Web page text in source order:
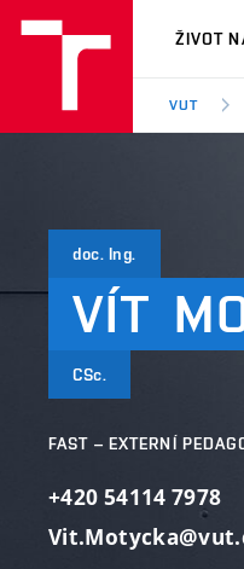
VUT
ŽIVOT
VUT
doc. Ing.
VÍT
CSc.
FAST – EXTERNÍ
+420 54114 7978